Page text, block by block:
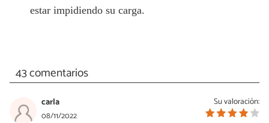
estar impidiendo su carga.
43 comentarios
Su valoración:
carla
08/11/2022